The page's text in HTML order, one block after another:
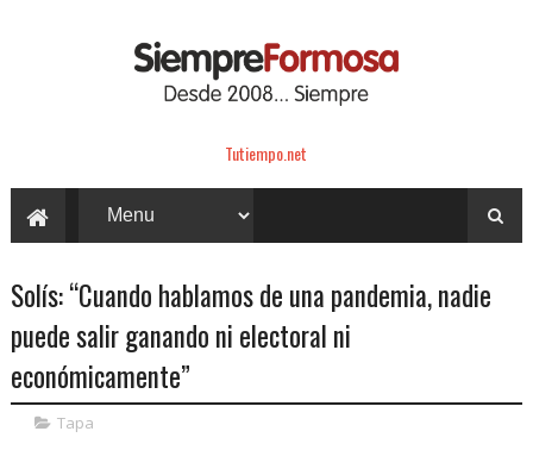
Tutiempo.net
Solís: “Cuando hablamos de una pandemia, nadie
puede salir ganando ni electoral ni
económicamente”
Tapa